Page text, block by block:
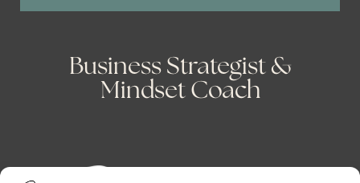
Business Strategist &
Mindset Coach